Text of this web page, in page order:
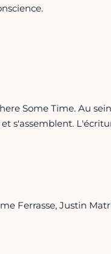
Some Time. Au
s'assemblent.
Ferrasse, Justin